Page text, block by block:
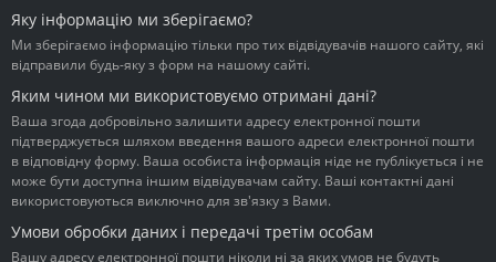
Яку інформацію ми зберігаємо?
Ми зберігаємо інформацію тільки про тих відвідувачів нашого сайту, які
відправили будь-яку з форм на нашому сайті.
Яким чином ми використовуємо отримані дані?
Ваша згода добровільно залишити адресу електронної пошти
підтверджується шляхом введення вашого адреси електронної пошти
в відповідну форму. Ваша особиста інформація ніде не публікується і не
може бути доступна іншим відвідувачам сайту. Ваші контактні дані
використовуються виключно для зв'язку з Вами.
Умови обробки даних і передачі третім особам
Вашу адресу електронної пошти ніколи ні за яких умов не будуть